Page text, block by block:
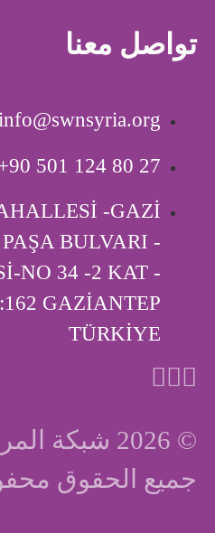
تواصل معنا
501 124 80 27
-GAZİ
BULVARI -
NO 34 -2 KAT -
GAZİANTEP
TÜRKİYE
© 2026 شبكة
جميع الحقوق